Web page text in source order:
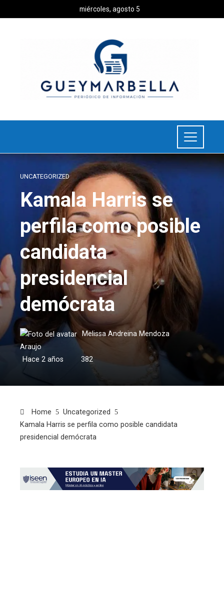
miércoles, agosto 5
UNCATEGORIZED
Kamala Harris se
perfila como posible
candidata
presidencial
demócrata
Melissa Andreina Mendoza
Araujo
Hace 2 años
382
Home
Uncategorized
Kamala Harris se perfila como posible candidata
presidencial demócrata